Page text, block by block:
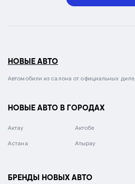
НОВЫЕ АВТО
Автомобили из салона от официальных
НОВЫЕ АВТО В ГОРОДАХ
Актау Актобе
Астана Атырау
БРЕНДЫ НОВЫХ АВТО